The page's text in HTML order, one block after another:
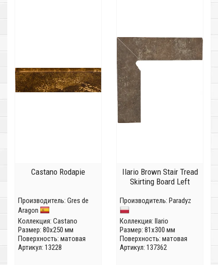
Castano Rodapie
Производитель: Gres de
Aragon
Коллекция: Castano
Размер: 80x250 мм
Поверхность: матовая
Артикул: 13228
Ilario Brown Stair Tread
Skirting Board Left
Производитель: Paradyz
Коллекция: Ilario
Размер: 81x300 мм
Поверхность: матовая
Артикул: 137362